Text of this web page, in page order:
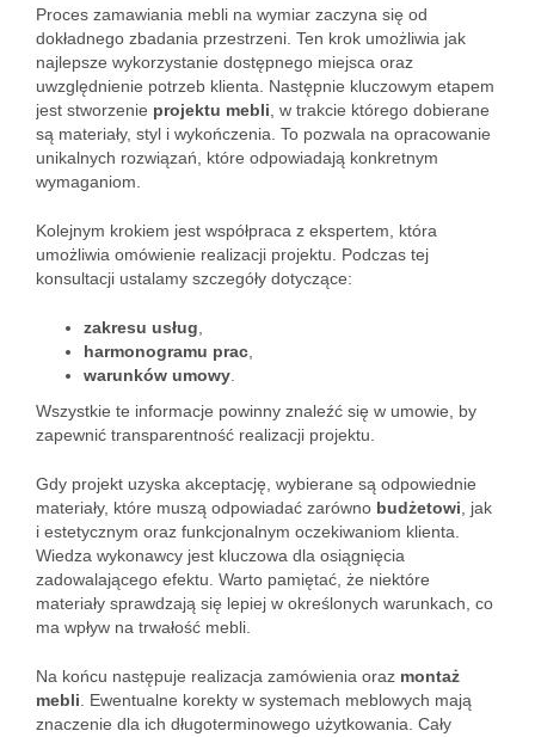
Proces zamawiania mebli na wymiar zaczyna się od
dokładnego zbadania przestrzeni. Ten krok umożliwia jak
najlepsze wykorzystanie dostępnego miejsca oraz
uwzględnienie potrzeb klienta. Następnie kluczowym etapem
jest stworzenie projektu mebli , w trakcie którego dobierane
są materiały, styl i wykończenia. To pozwala na opracowanie
unikalnych rozwiązań, które odpowiadają konkretnym
wymaganiom.
Kolejnym krokiem jest współpraca z ekspertem, która
umożliwia omówienie realizacji projektu. Podczas tej
konsultacji ustalamy szczegóły dotyczące:
zakresu usług
harmonogramu prac
warunków umowy
Wszystkie te informacje powinny znaleźć się w umowie, by
zapewnić transparentność realizacji projektu.
Gdy projekt uzyska akceptację, wybierane są odpowiednie
materiały, które muszą odpowiadać zarówno budżetowi , jak
i estetycznym oraz funkcjonalnym oczekiwaniom klienta.
Wiedza wykonawcy jest kluczowa dla osiągnięcia
zadowalającego efektu. Warto pamiętać, że niektóre
materiały sprawdzają się lepiej w określonych warunkach, co
ma wpływ na trwałość mebli.
Na końcu następuje realizacja zamówienia oraz montaż
mebli . Ewentualne korekty w systemach meblowych mają
znaczenie dla ich długoterminowego użytkowania. Cały